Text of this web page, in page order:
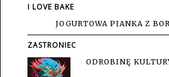
I LOVE BAKE
JOGURTOWA PIANKA Z
ZASTRONIEC
ODROBINĘ